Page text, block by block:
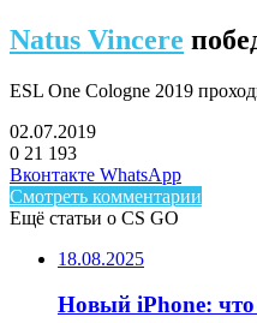
Natus Vincere
ESL One Cologne 2019
02.07.2019
0 21 193
Facebook
Twitter
LinkedIn
Вконтакте WhatsAppTelegram
Смотреть комментарии
Ещё статьи о CS GO
18.08.2025
Новый iPhone: что